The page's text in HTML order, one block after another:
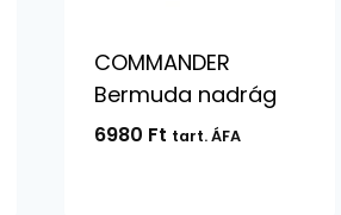
COMMANDER
Bermuda nadrág
6980 Ft tart. ÁFA